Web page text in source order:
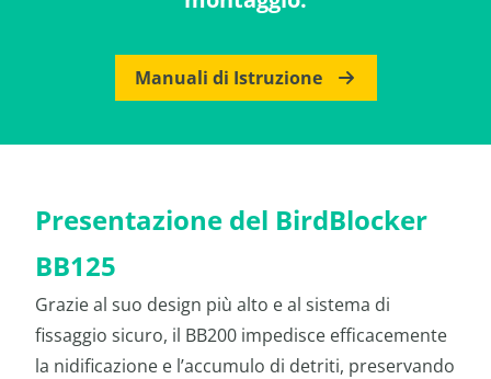
Manuali di Istruzione
Presentazione del BirdBlocker
BB125
Grazie al suo design più alto e al sistema di
fissaggio sicuro, il BB200 impedisce efficacemente
la nidificazione e l’accumulo di detriti, preservando